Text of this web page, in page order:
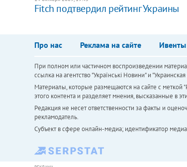
Fitch подтвердил рейтинг Украины
Про нас Реклама на сайте Ивенты
При полном или частичном воспроизведении
ссылка на агентство "Українськi Новини" и
Материалы, которые размещаются на сайте с меткой
этого контента и разделяет мнения, высказанные в
Редакция не несет ответственности за факты и
рекламодатель.
Субъект в сфере онлайн-медиа; идентификатор